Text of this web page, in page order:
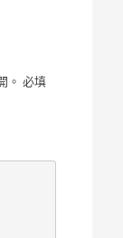
。 必填